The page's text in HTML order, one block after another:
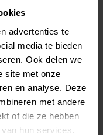
advertenties te
media te bieden
Ook delen we
site met onze
en analyse. Deze
met andere
of die ze hebben
hun services.